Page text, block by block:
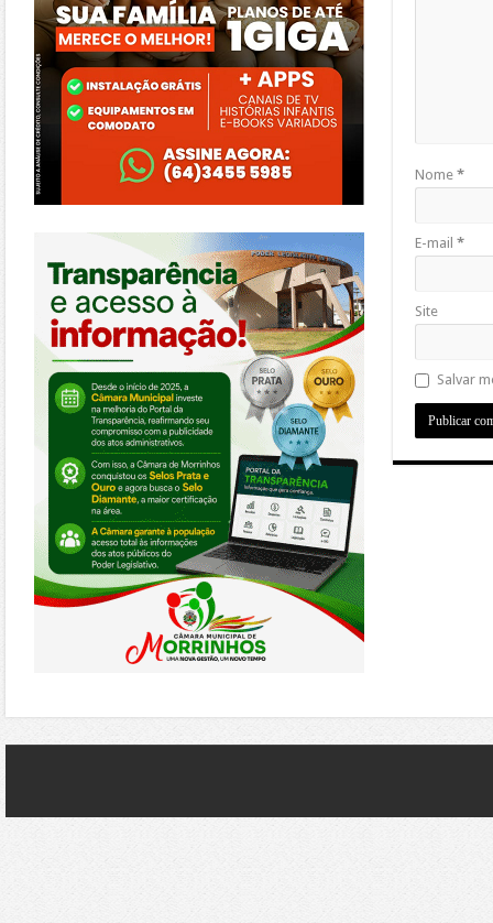
Nome *
E-mail *
Site
Salvar
https://morrinhos.go.leg.br/